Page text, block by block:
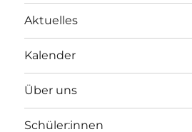
Aktuelles
Kalender
Über uns
Schüler:innen